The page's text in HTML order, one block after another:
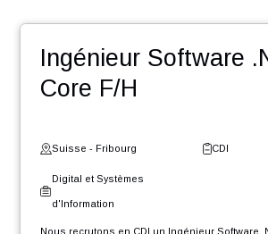
POSTULER
Nos autres offres